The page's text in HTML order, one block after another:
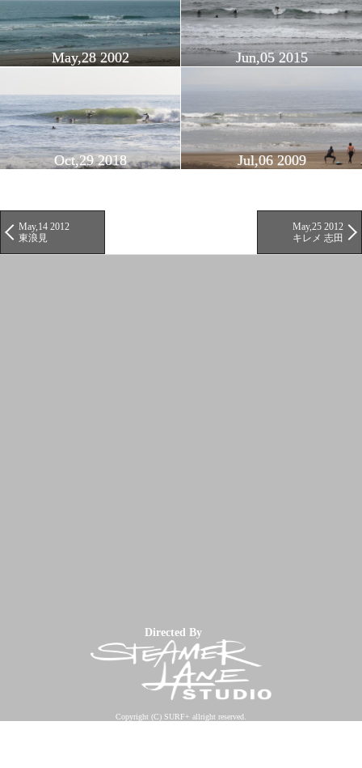
May,28 2002 Jun,05 2015
Oct,29 2018 Jul,06 2009
May,14 2012
東浪見
May,25 2012
キレメ 志田
Directed By
Copyright (C) SURF+ allright reserved.